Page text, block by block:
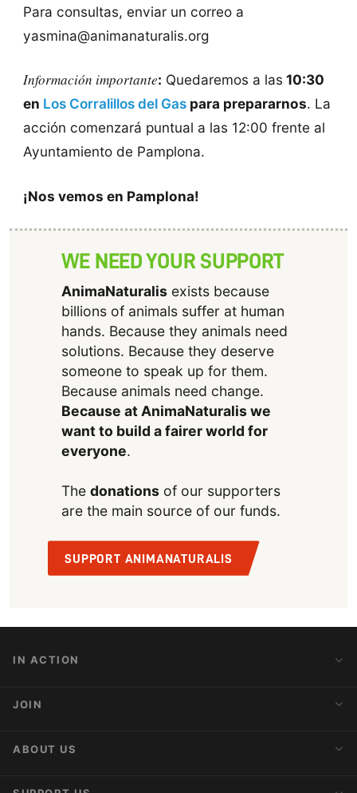
Para consultas, enviar un correo a
yasmina@animanaturalis.org
Información importante: Quedaremos a las 10:30
en Los Corralillos del Gaspara prepararnos. La
acción comenzará puntual a las 12:00 frente al
Ayuntamiento de Pamplona.
¡Nos vemos en Pamplona!
WE NEED YOUR SUPPORT
AnimaNaturalisexists because
billions of animals suffer at human
hands. Because they animals need
solutions. Because they deserve
someone to speak up for them.
Because animals need change.
Because at AnimaNaturalis we
want to build a fairer world for
everyone.
The donationsof our supporters
are the main source of our funds.
SUPPORT ANIMANATURALIS
IN ACTION
Action Alerts
JOIN
ABOUT US
About AnimaNaturalis